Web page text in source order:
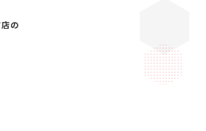
す。ジュエルカフェは女性スタッフが中
客・明るいお店・手数料完全無料の手軽
様にご利用いただいています。ぜひ安心
さいませ。
の